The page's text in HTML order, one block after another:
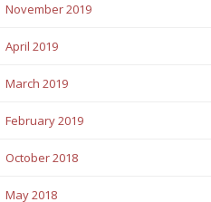
November 2019
April 2019
March 2019
February 2019
October 2018
May 2018